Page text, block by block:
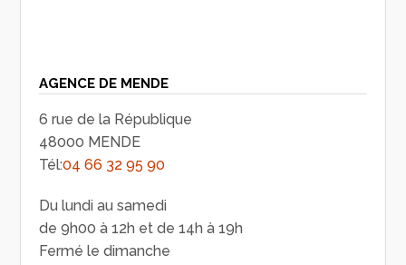
AGENCE DE MENDE
6 rue de la République
48000 MENDE
Tél:04 66 32 95 90
Du lundi au samedi
de 9h00 à 12h et de 14h à 19h
Fermé le dimanche